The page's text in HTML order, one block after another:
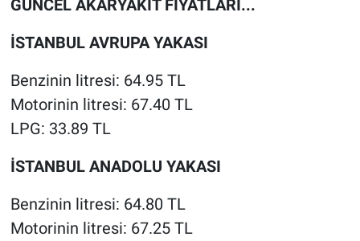
GÜNCEL AKARYAKIT FİYATLARI...
İSTANBUL AVRUPA YAKASI
Benzinin litresi: 64.95 TL
Motorinin litresi: 67.40 TL
LPG: 33.89 TL
İSTANBUL ANADOLU YAKASI
Benzinin litresi: 64.80 TL
Motorinin litresi: 67.25 TL